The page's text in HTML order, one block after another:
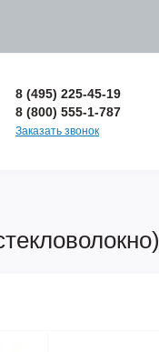
8 (495) 225-45-19
8 (800) 555-1-787
Заказать звонок